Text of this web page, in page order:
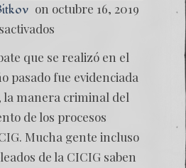
on octubre 16, 2019
que se realizó en el
pasado fue evidenciada
la manera criminal del
de los procesos
Mucha gente incluso
de la CICIG saben